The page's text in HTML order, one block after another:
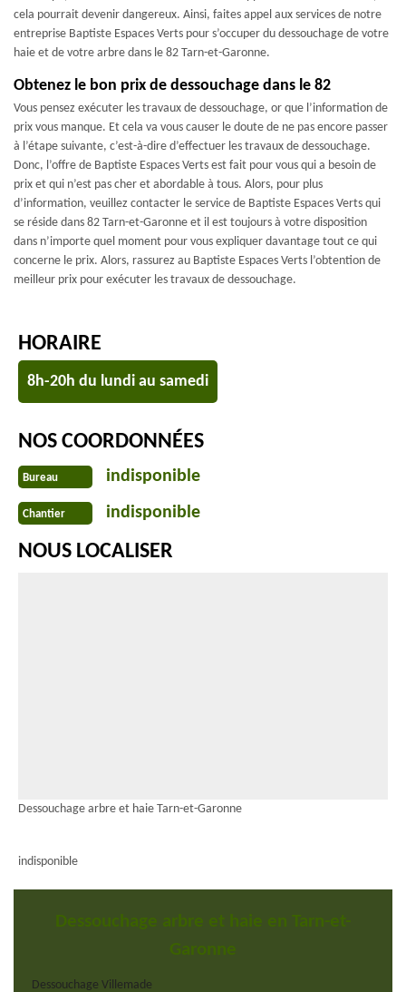
cela pourrait devenir dangereux. Ainsi, faites appel aux services de notre
entreprise Baptiste Espaces Verts pour s’occuper du dessouchage de votre
haie et de votre arbre dans le 82 Tarn-et-Garonne.
Obtenez le bon prix de dessouchage dans le 82
Vous pensez exécuter les travaux de dessouchage, or que l’information de
prix vous manque. Et cela va vous causer le doute de ne pas encore passer
à l’étape suivante, c’est-à-dire d’effectuer les travaux de dessouchage.
Donc, l’offre de Baptiste Espaces Verts est fait pour vous qui a besoin de
prix et qui n’est pas cher et abordable à tous. Alors, pour plus
d’information, veuillez contacter le service de Baptiste Espaces Verts qui
se réside dans 82 Tarn-et-Garonne et il est toujours à votre disposition
dans n’importe quel moment pour vous expliquer davantage tout ce qui
concerne le prix. Alors, rassurez au Baptiste Espaces Verts l’obtention de
meilleur prix pour exécuter les travaux de dessouchage.
HORAIRE
8h-20h du lundi au samedi
NOS COORDONNÉES
Bureau indisponible
Chantier indisponible
NOUS LOCALISER
Dessouchage arbre et haie Tarn-et-Garonne
indisponible
Dessouchage arbre et haie en Tarn-et-
Garonne
Dessouchage Villemade